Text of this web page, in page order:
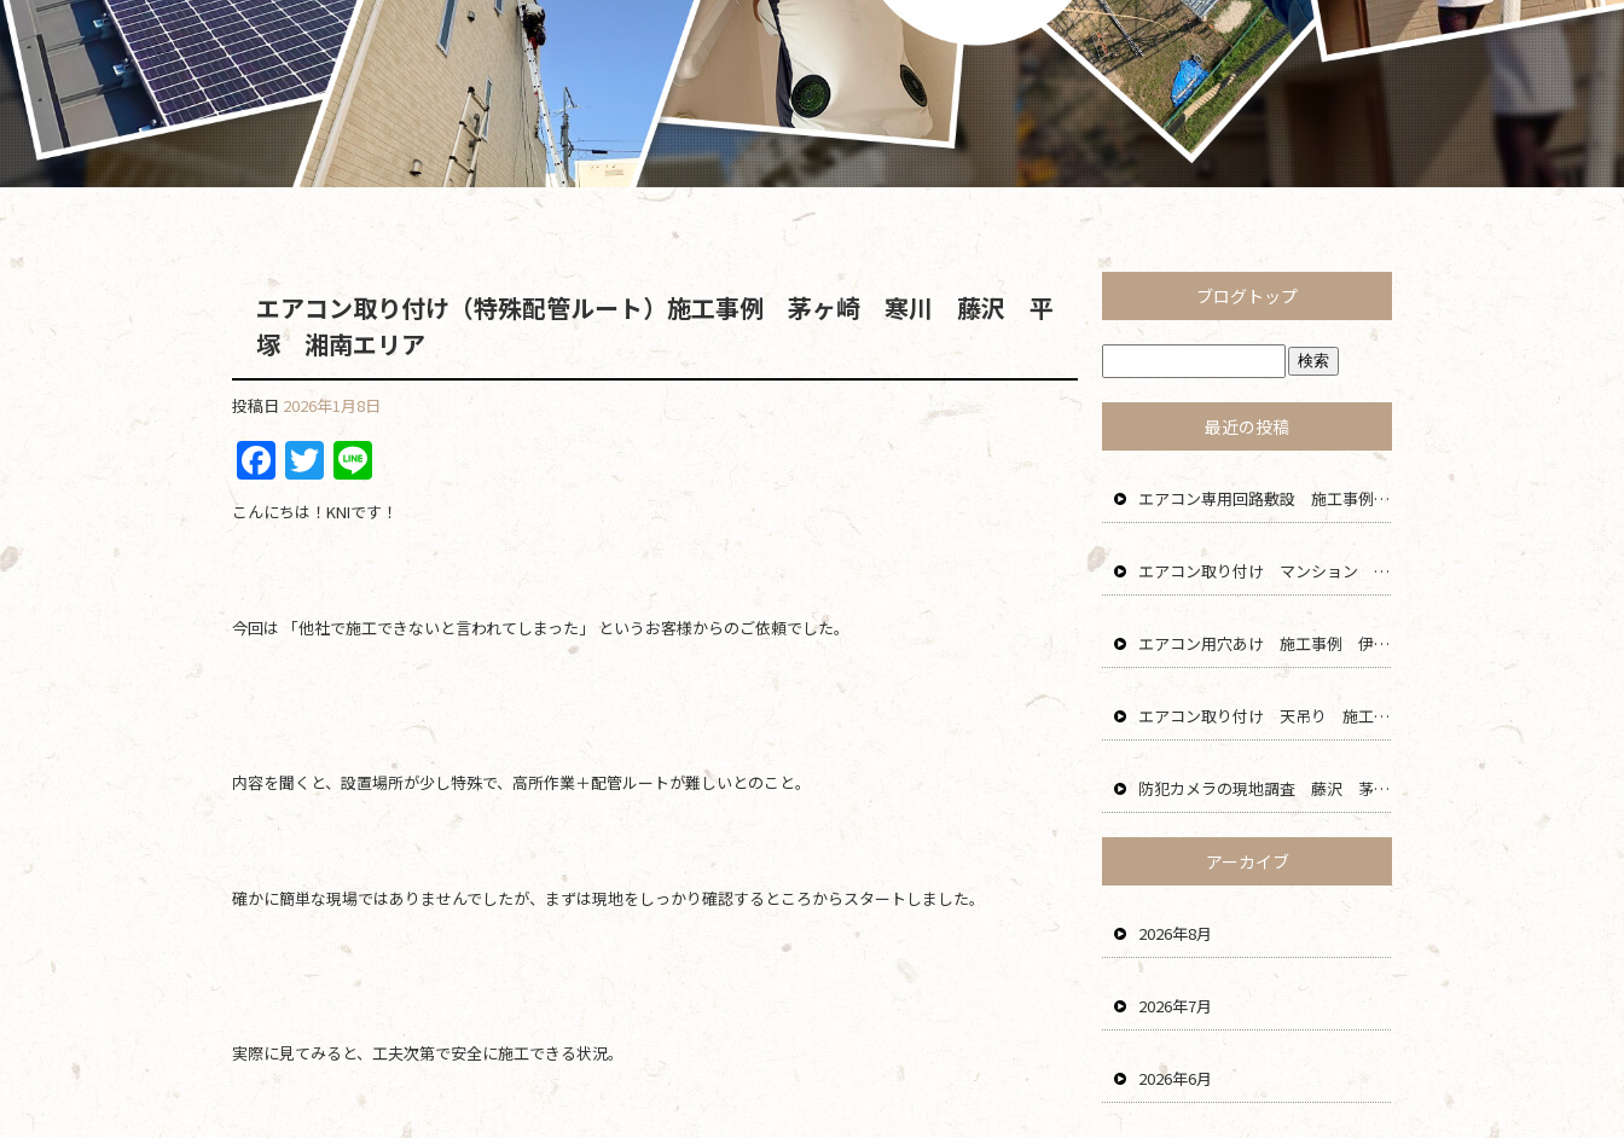
エアコン取り付け（特殊配管ルート）施工事例 茅ヶ崎 寒川 藤沢 平
塚 湘南エリア
投稿日 2026年1月8日
F
a
c
b
T
w
itt
n
e
こんにちは！KNIです！
今回は 「他社で施工できないと言われてしまった」 というお客様からのご依頼でした。
内容を聞くと、設置場所が少し特殊で、高所作業＋配管ルートが難しいとのこと。
確かに簡単な現場ではありませんでしたが、まずは現地をしっかり確認するところからスタートしました。
実際に見てみると、工夫次第で安全に施工できる状況。
ブログトップ
最近の投稿
エアコン専用回路敷設 施工事例 茅ヶ崎 藤沢 寒川 エリア
エアコン取り付け マンション 鎌倉 逗子 藤沢 横浜 エリア
エアコン用穴あけ 施工事例 伊勢原 秦野 平塚 二宮 エリア
エアコン取り付け 天吊り 施工事例 海老名 厚木 大和 綾瀬 エリア
防犯カメラの現地調査 藤沢 茅ヶ崎 平塚 寒川 エリア
アーカイブ
2026年8月
2026年7月
2026年6月